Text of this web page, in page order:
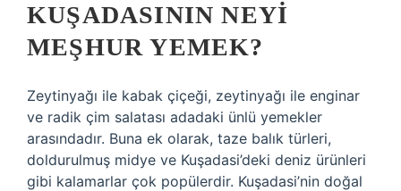
KUŞADASININ NEYI
MEŞHUR YEMEK?
Zeytinyağı ile kabak çiçeği, zeytinyağı ile enginar
ve radik çim salatası adadaki ünlü yemekler
arasındadır. Buna ek olarak, taze balık türleri,
doldurulmuş midye ve Kuşadasi’deki deniz ürünleri
gibi kalamarlar çok popülerdir. Kuşadasi’nin doğal